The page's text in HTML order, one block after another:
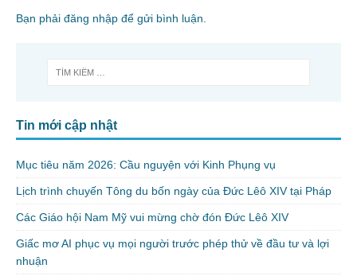
Bạn phải đăng nhập để gửi bình luận.
Tin mới cập nhật
Mục tiêu năm 2026: Cầu nguyện với Kinh Phụng vụ
Lịch trình chuyến Tông du bốn ngày của Đức Lêô XIV tại Pháp
Các Giáo hội Nam Mỹ vui mừng chờ đón Đức Lêô XIV
Giấc mơ AI phục vụ mọi người trước phép thử về đầu tư và lợi
nhuận